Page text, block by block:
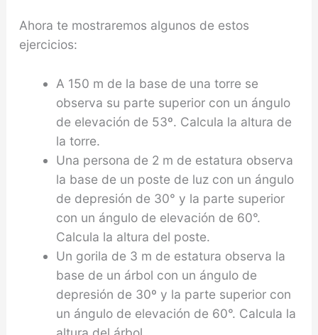
Ahora te mostraremos algunos de estos
ejercicios:
A 150 m de la base de una torre se
observa su parte superior con un ángulo
de elevación de 53º. Calcula la altura de
la torre.
Una persona de 2 m de estatura observa
la base de un poste de luz con un ángulo
de depresión de 30° y la parte superior
con un ángulo de elevación de 60°.
Calcula la altura del poste.
Un gorila de 3 m de estatura observa la
base de un árbol con un ángulo de
depresión de 30º y la parte superior con
un ángulo de elevación de 60°. Calcula la